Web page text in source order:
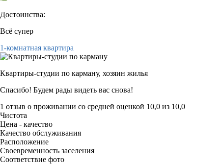
Достоинства:
Всё супер
1-комнатная квартира
Квартиры-студии по карману, хозяин жилья
Спасибо! Будем рады видеть вас снова!
1 отзыв о проживании со средней оценкой 10,0 из 10,0
Чистота
Цена - качество
Качество обслуживания
Расположение
Своевременность заселения
Соответствие фото